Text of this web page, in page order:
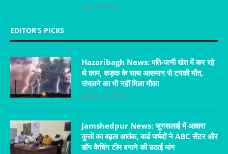
May 19, 2025
EDITOR’S PICKS
Hazaribagh News: पति-पत्नी खेत में कर रहे
थे काम, कड़क के साथ आसमान से टपकी मौत,
संभलने का भी नहीं मिला मौका
August 6, 2026
Jamshedpur News: जुगसलाई में आवारा
कुत्तों का बढ़ता आतंक, वार्ड पार्षदों ने ABC सेंटर और
डॉग कैचिंग टीम बनाने की उठाई मांग